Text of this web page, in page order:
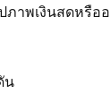
าพเงินสดหรือ
น